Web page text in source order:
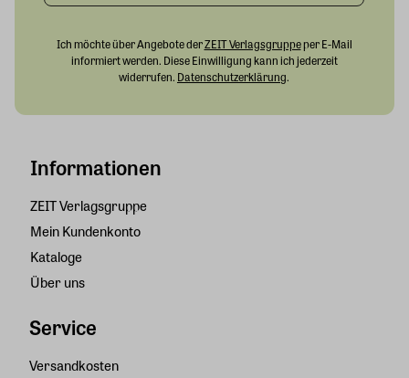
Informationen
ZEIT Verlagsgruppe
Mein Kundenkonto
Kataloge
Über uns
Service
Versandkosten
Ich möchte über Angebote derZEIT Verlagsgruppeper E-Mail
informiert werden. Diese Einwilligung kann ich jederzeit
widerrufen. Datenschutzerklärung.